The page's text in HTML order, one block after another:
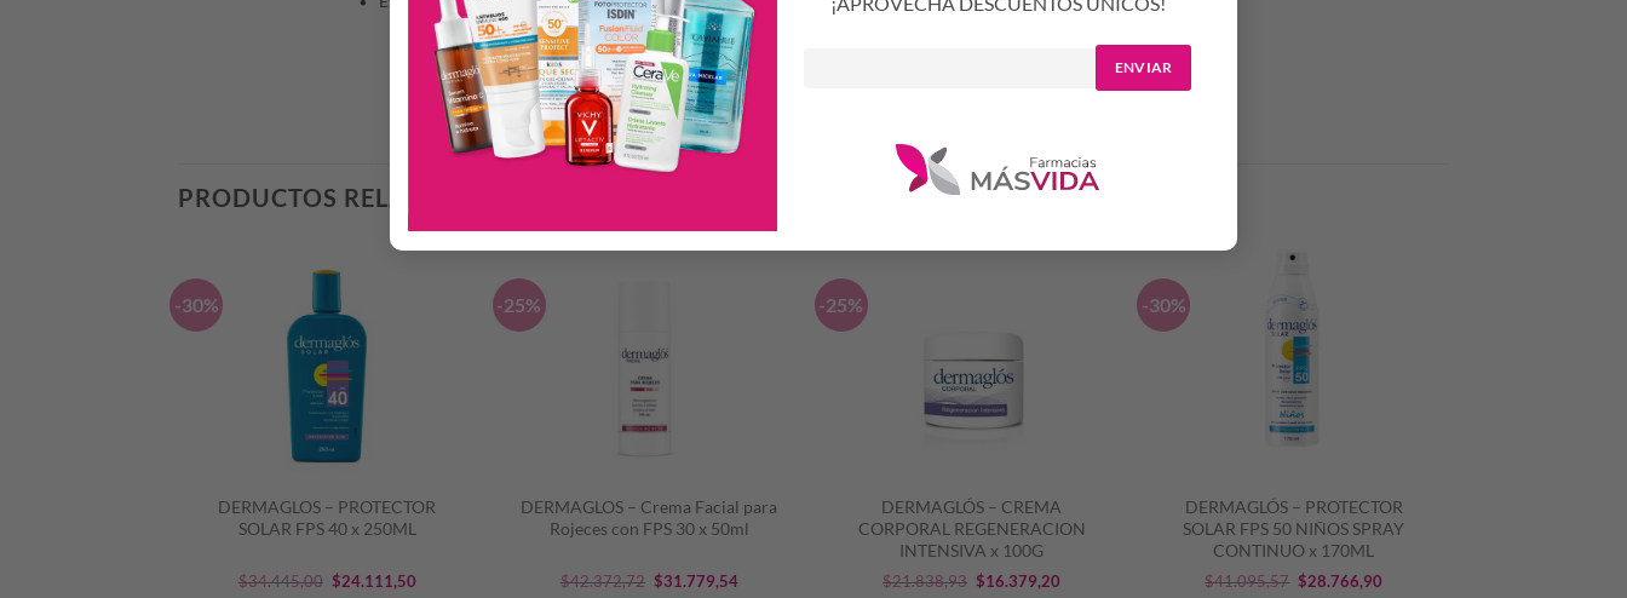
ENVIAR
Productos Relacionados
PRODUCTOS RELACIONADOS
-30%
DERMAGLOS – PROTECTOR
SOLAR FPS 40 x 250ML
$34.445,00 El
$24.111,50El
-25%
DERMAGLOS – Crema Facial para
Rojeces con FPS 30 x 50ml
$42.372,72 El
$31.779,54El
-25%
DERMAGLÓS – CREMA
CORPORAL REGENERACION
INTENSIVA x 100G
$21.838,93 El
$16.379,20
-30%
DERMAGLÓS – PROTECTOR
SOLAR FPS 50 NIÑOS SPRAY
CONTINUO x 170ML
$41.095,57 El
$28.766,90